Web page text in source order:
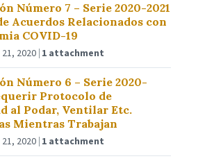
Número 7 – Serie 2020-2021
Acuerdos Relacionados con
COVID-19
2020 1 attachment
Número 6 – Serie 2020-
Protocolo de
al Podar, Ventilar Etc.
Mientras Trabajan
2020 1 attachment